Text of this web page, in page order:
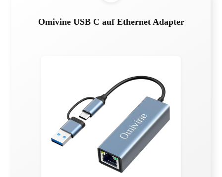
Omivine USB C auf Ethernet Adapter